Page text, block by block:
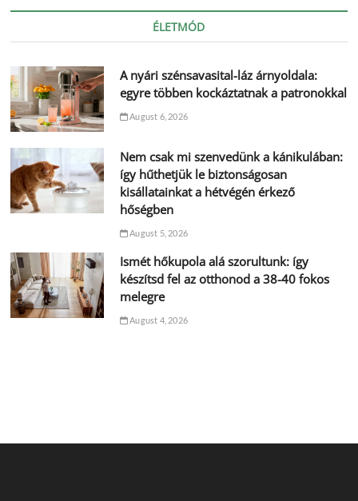
ÉLETMÓD
A nyári szénsavasital-láz árnyoldala:
egyre többen kockáztatnak a patronokkal
August 6, 2026
Nem csak mi szenvedünk a kánikulában:
így hűthetjük le biztonságosan
kisállatainkat a hétvégén érkező
hőségben
August 5, 2026
Ismét hőkupola alá szorultunk: így
készítsd fel az otthonod a 38-40 fokos
melegre
August 4, 2026